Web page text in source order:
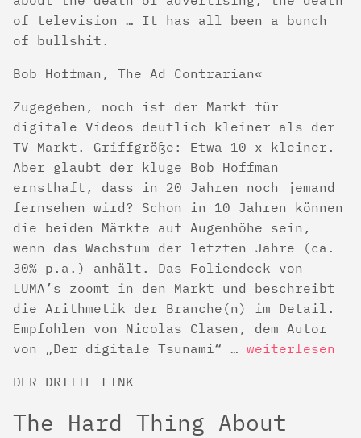
of television … It has all been a bunch
of bullshit.
Bob Hoffman, The Ad Contrarian
Zugegeben, noch ist der Markt für
digitale Videos deutlich kleiner als der
TV-Markt. Griffgröße: Etwa 10 x kleiner.
Aber glaubt der kluge Bob Hoffman
ernsthaft, dass in 20 Jahren noch jemand
fernsehen wird? Schon in 10 Jahren können
die beiden Märkte auf Augenhöhe sein,
wenn das Wachstum der letzten Jahre (ca.
30% p.a.) anhält. Das Foliendeck von
LUMA’s zoomt in den Markt und beschreibt
die Arithmetik der Branche(n) im Detail.
Empfohlen von Nicolas Clasen, dem Autor
von „Der digitale Tsunami“ … weiterlesen
DER DRITTE LINK
The Hard Thing About